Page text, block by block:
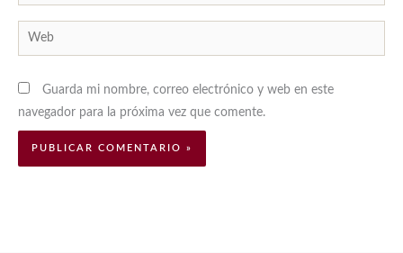
Web
Guarda mi nombre, correo electrónico y web en este
navegador para la próxima vez que comente.